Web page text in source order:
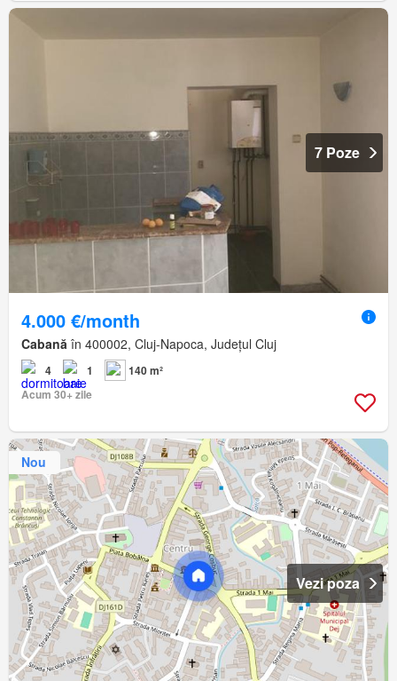
7 Poze
4.000 €/month
Cabană în 400002, Cluj-Napoca, Județul Cluj
4 1
140 m²
Acum 30+ zile
Nou
Vezi poza